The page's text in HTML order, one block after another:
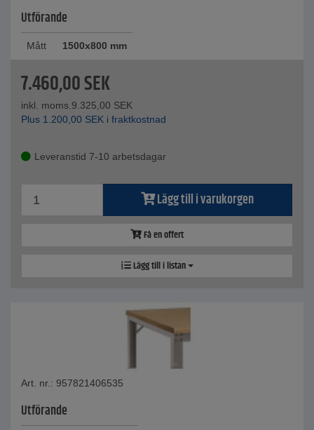
Utförande
Mått 1500x800 mm
7.460,00SEK
inkl. moms.9.325,00 SEK
Plus 1.200,00 SEK i fraktkostnad
Leveranstid 7-10 arbetsdagar
Lägg till i varukorgen
Få en offert
Lägg till i listan
Art. nr.: 957821406535
Utförande